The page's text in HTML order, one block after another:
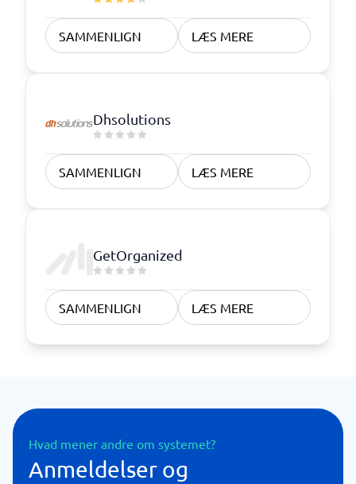
SAMMENLIGN LÆS MERE
Dhsolutions
SAMMENLIGN LÆS MERE
GetOrganized
SAMMENLIGN LÆS MERE
Hvad mener andre om systemet?
Anmeldelser og